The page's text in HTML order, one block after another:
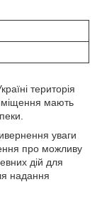
територія
мають
уваги
про можливу
дій для
надання